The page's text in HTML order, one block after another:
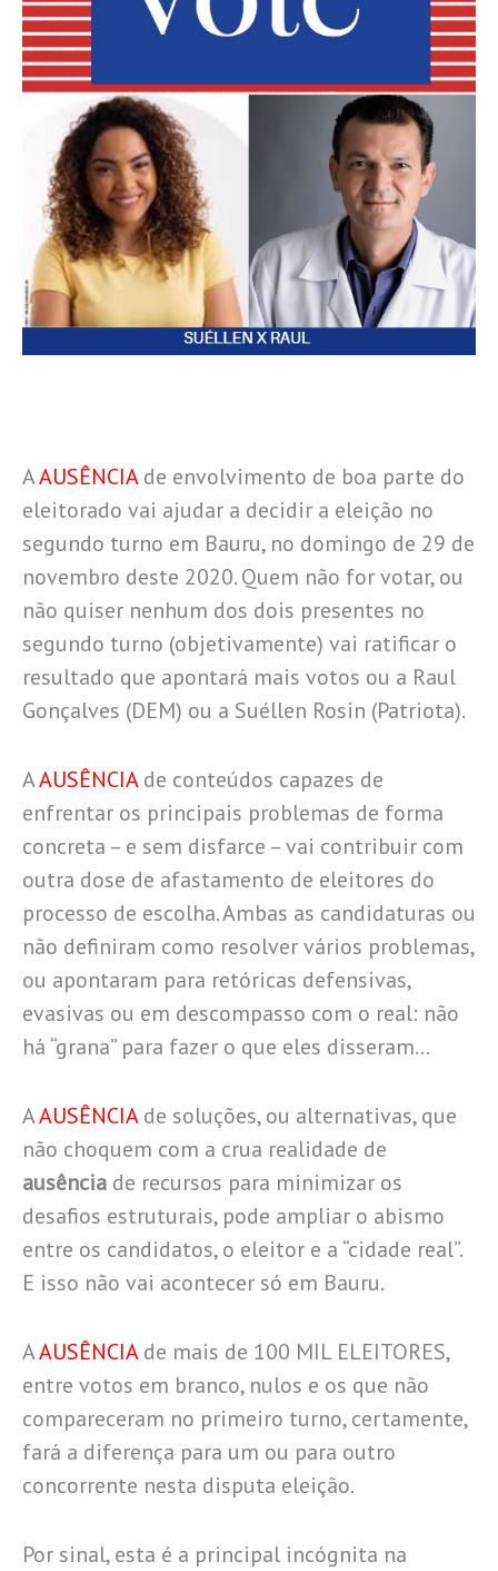
AAUSÊNCIAde envolvimento de boa parte do
eleitorado vai ajudar a decidir a eleição no
segundo turno em Bauru, no domingo de 29 de
novembro deste 2020. Quem não for votar, ou
não quiser nenhum dos dois presentes no
segundo turno (objetivamente) vai ratificar o
resultado que apontará mais votos ou a Raul
Gonçalves (DEM) ou a Suéllen Rosin (Patriota).
AAUSÊNCIAde conteúdos capazes de
enfrentar os principais problemas de forma
concreta – e sem disfarce – vai contribuir com
outra dose de afastamento de eleitores do
processo de escolha. Ambas as candidaturas ou
não definiram como resolver vários problemas,
ou apontaram para retóricas defensivas,
evasivas ou em descompasso com o real: não
há “grana” para fazer o que eles disseram…
AAUSÊNCIAde soluções, ou alternativas, que
não choquem com a crua realidade de
ausência de recursos para minimizar os
desafios estruturais, pode ampliar o abismo
entre os candidatos, o eleitor e a “cidade real”.
E isso não vai acontecer só em Bauru.
AAUSÊNCIAde mais de 100 MIL ELEITORES,
entre votos em branco, nulos e os que não
compareceram no primeiro turno, certamente,
fará a diferença para um ou para outro
concorrente nesta disputa eleição.
Por sinal, esta é a principal incógnita na